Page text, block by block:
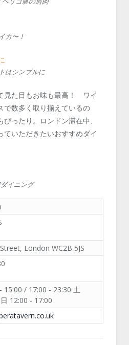
イカ〜！
はシンプルに
見た目もお味も最高！ ワイ
で数多く取り揃えているの
ったり。ロンドン滞在中、
ていただきたいおすすめダイ
イニング
London WC2B 5JS
15:00 / 17:00 - 23:30 土
12:00 - 17:00